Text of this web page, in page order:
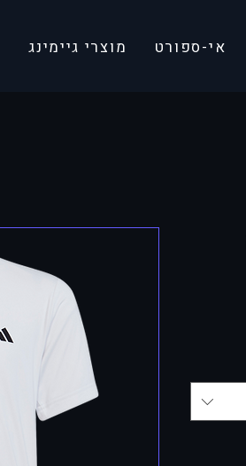
אי-ספורט מוצרי גיימינג